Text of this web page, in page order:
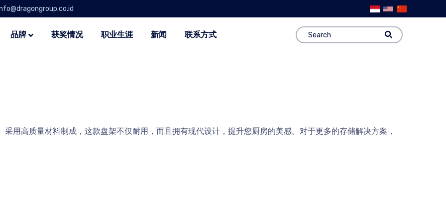
品牌 获奖情况 职业生涯 新闻 联系方式
用高质量材料制成，这款盘架不仅耐用，而且拥有现代设计，提升您厨房的美感。对于更多的存储解决方案，